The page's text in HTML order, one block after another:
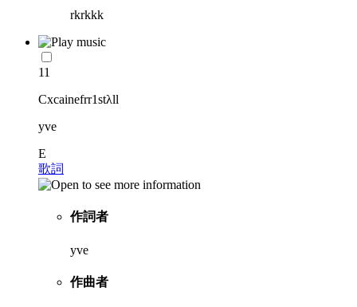
rkrkkk
11
Cxcainefrr1stλll
yve
E
歌詞
作詞者
yve
作曲者